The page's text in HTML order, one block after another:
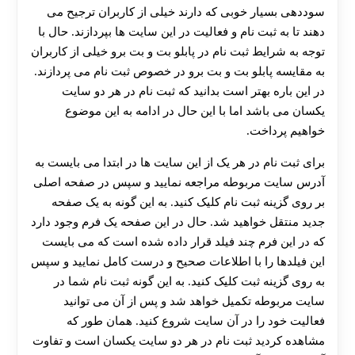
سوددهی بسیار خوبی که دارند خیلی از کاربران ترجیح می‌
دهند تا به ثبت نام و فعالیت در این سایت‌ ها بپردازند. حال با
توجه به شرایط ثبت‌ نام در پابلو بت و بت برو خیلی از کاربران
به مقایسه پابلو بت و بت برو در خصوص ثبت نام می پردازند.
در این باره بهتر است بدانید که ثبت نام در هر دو سایت
یکسان می‌ باشد اما با این حال در ادامه به این موضوع
خواهیم پرداخت.
برای ثبت نام در هر یک از این سایت‌ ها در ابتدا می‌ بایست به
آدرس سایت مربوطه مراجعه نمایید و سپس در صفحه اصلی
بر روی گزینه ثبت نام کلیک کنید. به این گونه به یک صفحه
جدید منتقل خواهید شد. حال در این صفحه یک فرم وجود دارد
که در این فرم چند فیلد قرار داده شده است که می‌ بایست
این فیلدها را با اطلاعات صحیح و درست کامل نمایید و سپس
به روی گزینه ثبت کلیک کنید. به این گونه ثبت نام شما در
سایت مربوطه تکمیل خواهد شد و پس از آن می‌ توانید
فعالیت خود را در آن سایت شروع کنید. همان طور که
مشاهده کردید ثبت نام در هر دو سایت یکسان است و تفاوت